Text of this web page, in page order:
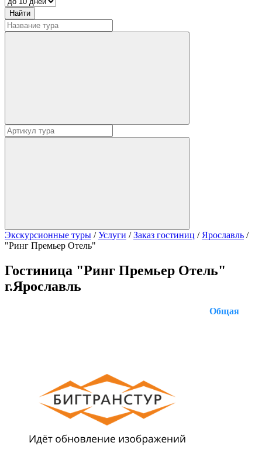
Экскурсионные туры / Услуги /Заказ гостиниц / Ярославль /
"Ринг Премьер Отель"
Гостиница "Ринг Премьер Отель"
г.Ярославль
Общая